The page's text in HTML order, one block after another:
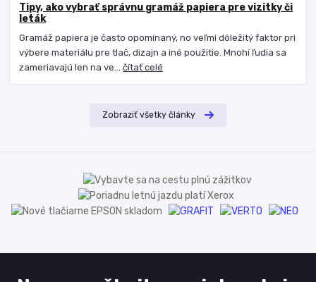
Tipy, ako vybrať správnu gramáž papiera pre vizitky či
leták
Gramáž papiera je často opomínaný, no veľmi dôležitý faktor pri
výbere materiálu pre tlač, dizajn a iné použitie. Mnohí ľudia sa
zameriavajú len na ve...čítať celé
Zobraziť všetky články